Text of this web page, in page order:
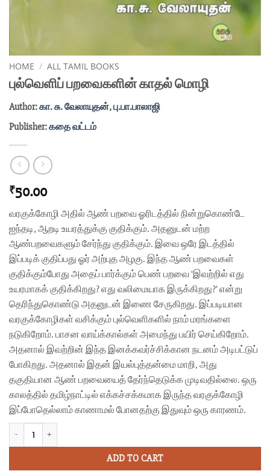
HOME / ALL TAMIL BOOKS
புல்வெளிப் பறவைகளின் காதல் மொழி
Author:கா. சு. வேலாயுதன்,பு.பா.பாலாஜி
Publisher:கதை வட்டம்
₹50.00
வரகுக்கோழி அதில் ஆண் பறவை ஓரிடத்தில் நின்றுகொண்டே
ஐந்தடி, ஆறடி உயரத்துக்கு குதிக்கும். அதனுடன் மற்ற
ஆண்பறவைகளும் சேர்ந்து குதிக்கும். இவை ஒரே இடத்தில்
இப்படிக் குதிப்பது ஓர் அற்புத அழகு. இந்தஆண் பறவைகள்
குதிக்கும்போது அதைப் பார்க்கும் பெண் பறவை ‘இவற்றில் எது
உயரமாகக் குதிக்கிறது? எது வலிமையாக இருக்கிறது?’ என்று
தெரிந்துகொண்டு அதனுடன் இணை சேருகிறது. இப்படியான
வரகுக்கோழிகள் வசிக்கும் புல்வெளிகளில் நாம்மரங்களை
நடுகிறோம். பாசன வாய்க்கால்கள் அமைந்து பயிர்செய்கிறோம்.
அதனால் இவற்றின் இந்த இனக்கவர்ச்சிக்கான நடனம் அடிபட்டுப்
போகிறது. அதனால் இதன் இயல்புத்தன்மை மாறி, அது
தகுதியான ஆண் பறவையைத்தேர்ந்தெடுக்க முடிவதில்லை. ஒரு
காலத்தில் தமிழ்நாட்டில் எக்கச்சக்கமாக இருந்த வரகுக்கோழி
இப்போதெல்லாம்காணாமல் போனதற்கு இதுவும் ஒரு காரணம்.
ADD TO CART